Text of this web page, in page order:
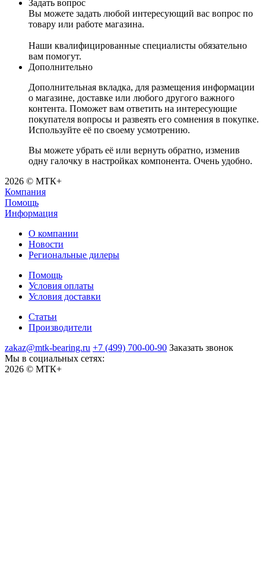
Задать вопрос
Вы можете задать любой интересующий вас вопрос по
товару или работе магазина.
Наши квалифицированные специалисты обязательно
вам помогут.
Дополнительно
Дополнительная вкладка, для размещения информации
о магазине, доставке или любого другого важного
контента. Поможет вам ответить на интересующие
покупателя вопросы и развеять его сомнения в покупке.
Используйте её по своему усмотрению.
Вы можете убрать её или вернуть обратно, изменив
одну галочку в настройках компонента. Очень удобно.
2026 © МТК+
Компания
Помощь
Информация
О компании
Новости
Региональные дилеры
Помощь
Условия оплаты
Условия доставки
Статьи
Производители
zakaz@mtk-bearing.ru +7 (499) 700-00-90 Заказать звонок
Мы в социальных сетях:
2026 © МТК+